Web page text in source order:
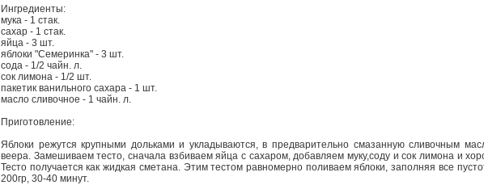
Ингредиенты:
мука - 1 стак.
сахар - 1 стак.
яйца - 3 шт.
яблоки "Семеринка" - 3 шт.
сода - 1/2 чайн. л.
сок лимона - 1/2 шт.
пакетик ванильного сахара - 1 шт.
масло сливочное - 1 чайн. л.
Приготовление:
Яблоки режутся крупными дольками и укладываются, в предварительно смазанную сливочным
веера. Замешиваем тесто, сначала взбиваем яйца с сахаром, добавляем муку,соду и сок лимона и
Тесто получается как жидкая сметана. Этим тестом равномерно поливаем яблоки, заполняя все
200гр, 30-40 минут.